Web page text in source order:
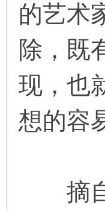
的艺术
除，既
现，也
想的容
摘自